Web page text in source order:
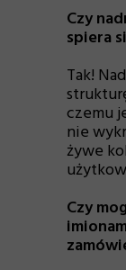
Czy
spiera
Tak!
czemu
nie
żywe
Czy